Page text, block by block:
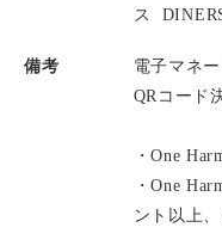
ス
備考
電子マネ
QRコード
・One
・One
ント以上